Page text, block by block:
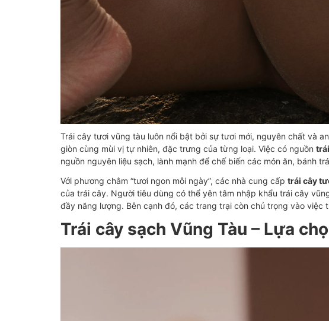
Trái cây tươi vũng tàu luôn nổi bật bởi sự tươi mới, nguyên chất và
giòn cùng mùi vị tự nhiên, đặc trưng của từng loại. Việc có nguồn
nguồn nguyên liệu sạch, lành mạnh để chế biến các món ăn, bánh
Với phương châm “tươi ngon mỗi ngày”, các nhà cung cấp trái cây
của trái cây. Người tiêu dùng có thể yên tâm nhập khẩu trái cây
đầy năng lượng. Bên cạnh đó, các trang trại còn chú trọng vào
Trái cây sạch Vũng Tàu – Lựa